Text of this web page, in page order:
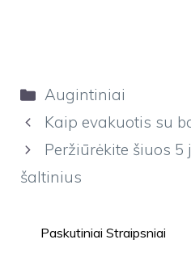
Kategorijos
Augintiniai
Kaip evakuotis su
Peržiūrėkite šiuos
šaltinius
Paskutiniai Straipsniai